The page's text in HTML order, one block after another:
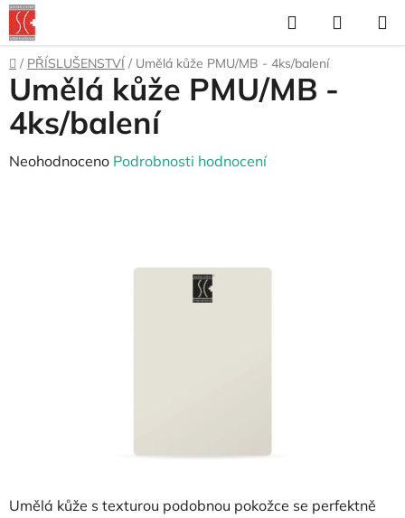
Přejít
na
obsah
Hledat
KOŠÍK
Domů
/ PŘÍSLUŠENSTVÍ / Umělá kůže PMU/MB - 4ks/balení
Umělá kůže s texturou podobnou pokožce se perfektně
Umělá kůže PMU/MB -
4ks/balení
Průměrné
Neohodnoceno Podrobnosti hodnocení